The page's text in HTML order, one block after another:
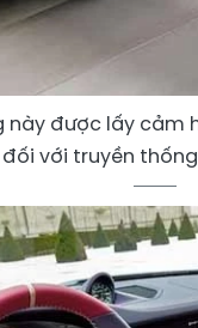
này được lấy
với truyền